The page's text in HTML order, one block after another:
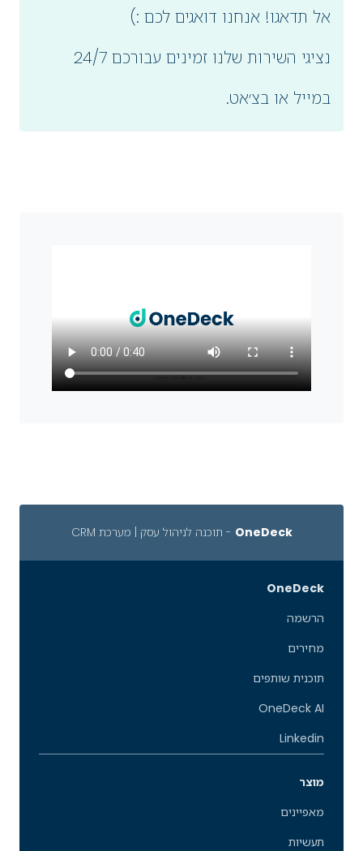
אל תדאגו! אנחנו דואגים לכם :)
נציגי השירות שלנו זמינים עבורכם 24/7
במייל או בצ׳אט.
OneDeck - תוכנה לניהול עסק | מערכת CRM
OneDeck
הרשמה
מחירים
תוכנית שותפים
OneDeck AI
Linkedin
מוצר
מאפיינים
תעשיות